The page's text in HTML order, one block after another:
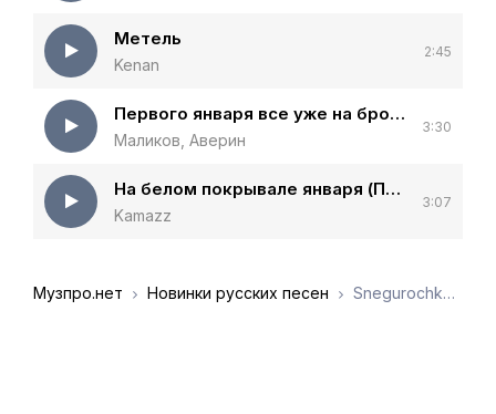
Метель
Kenan
2:45
Первого января все уже на бровях (Comedy)
Маликов, Аверин
3:30
На белом покрывале января (Полная версия)
Kamazz
3:07
Музпро.нет Новинки русских песен Snegurochka - И метель поёт средь января